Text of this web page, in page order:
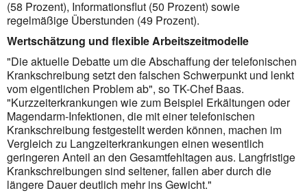
(58 Prozent), Informationsflut (50 Prozent) sowie
regelmäßige Überstunden (49 Prozent).
Wertschätzung und flexible Arbeitszeitmodelle
"Die aktuelle Debatte um die Abschaffung der telefonischen
Krankschreibung setzt den falschen Schwerpunkt und lenkt
vom eigentlichen Problem ab", so TK-Chef Baas.
"Kurzzeiterkrankungen wie zum Beispiel Erkältungen oder
Magendarm-Infektionen, die mit einer telefonischen
Krankschreibung festgestellt werden können, machen im
Vergleich zu Langzeiterkrankungen einen wesentlich
geringeren Anteil an den Gesamtfehltagen aus. Langfristige
Krankschreibungen sind seltener, fallen aber durch die
längere Dauer deutlich mehr ins Gewicht."